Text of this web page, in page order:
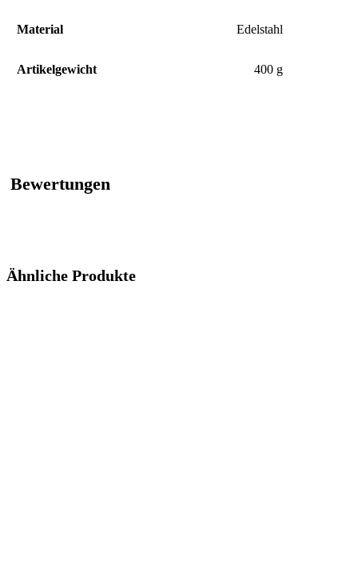
Material ‎Edelstahl
Artikelgewicht ‎400 g
Bewertungen
Ähnliche Produkte